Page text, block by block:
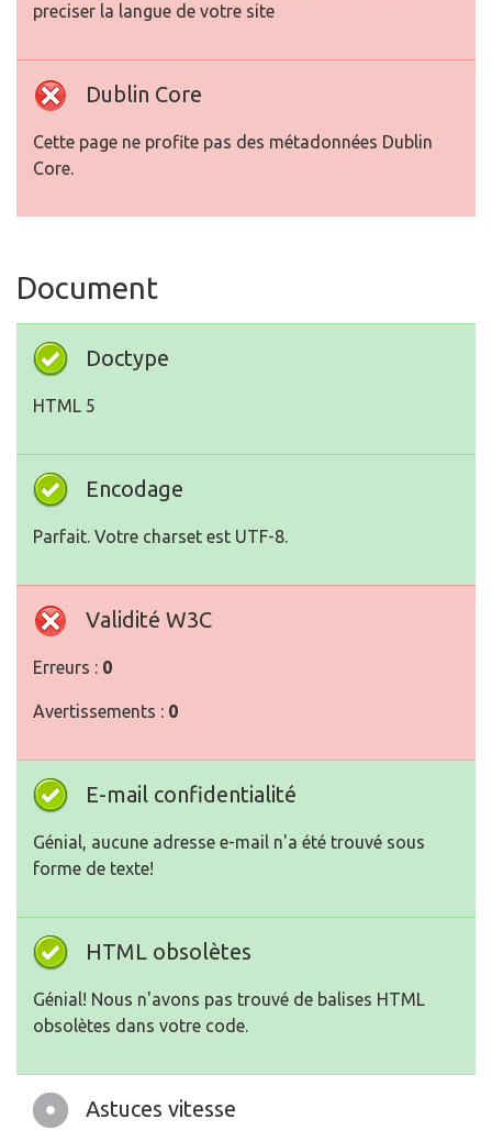
preciser la langue de votre site
Dublin Core
Cette page ne profite pas des métadonnées Dublin
Core.
Document
Doctype
HTML 5
Encodage
Parfait. Votre charset est UTF-8.
Validité W3C
Erreurs : 0
Avertissements : 0
E-mail confidentialité
Génial, aucune adresse e-mail n'a été trouvé sous
forme de texte!
HTML obsolètes
Génial! Nous n'avons pas trouvé de balises HTML
obsolètes dans votre code.
Astuces vitesse